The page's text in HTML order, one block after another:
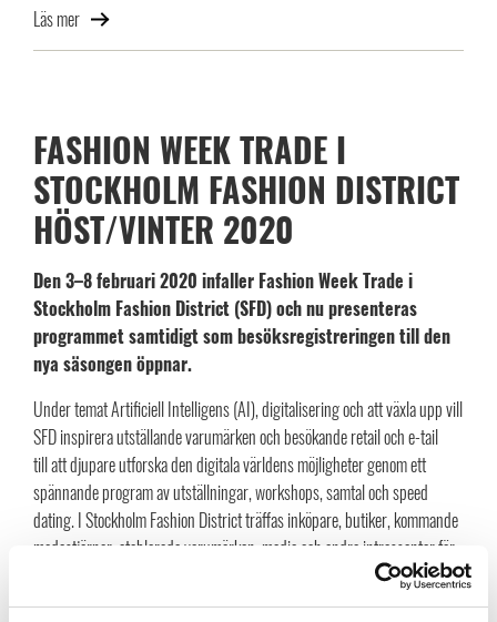
Läs mer
FASHION WEEK TRADE I
STOCKHOLM FASHION DISTRICT
HÖST/VINTER 2020
Den 3–8 februari 2020 infaller Fashion Week Trade i
Stockholm Fashion District (SFD) och nu presenteras
programmet samtidigt som besöksregistreringen till den
nya säsongen öppnar.
Under temat Artificiell Intelligens (AI), digitalisering och att växla upp vill
SFD inspirera utställande varumärken och besökande retail och e-tail
till att djupare utforska den digitala världens möjligheter genom ett
spännande program av utställningar, workshops, samtal och speed
dating. I Stockholm Fashion District träffas inköpare, butiker, kommande
modestjärnor, etablerade varumärken, media och andra intressenter för
att göra inköp, nätverka och samarbeta. Distriktet är ett kluster och en
affärsplattform för den svenska modeindustrin.